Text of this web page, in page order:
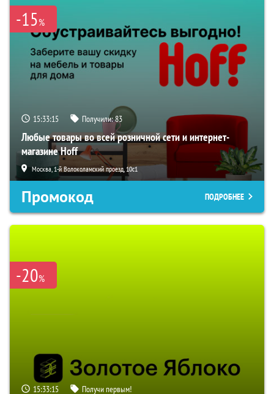
-15%
15:33:14 Получили:83
Любые товары во всей розничной сети и интернет-
магазине Hoff
Москва, 1-й Волоколамский проезд, 10с1
Промокод ПОДРОБНЕЕ
-20%
15:33:14 Получи первым!